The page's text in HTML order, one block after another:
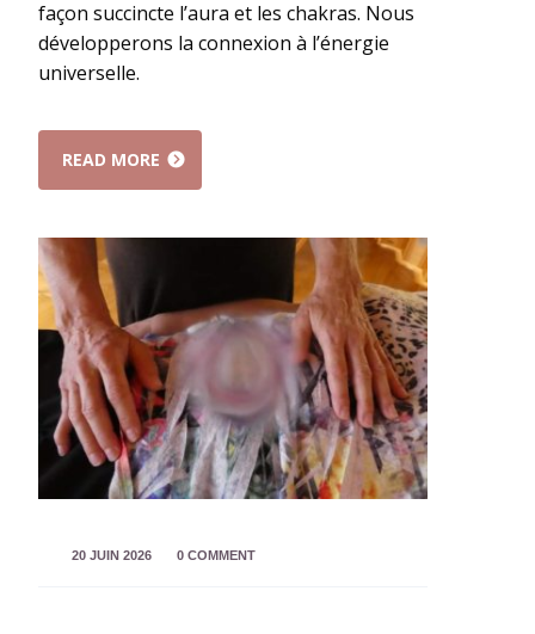
façon succincte l’aura et les chakras. Nous
développerons la connexion à l’énergie
universelle.
READ MORE
20 JUIN 2026 0 COMMENT